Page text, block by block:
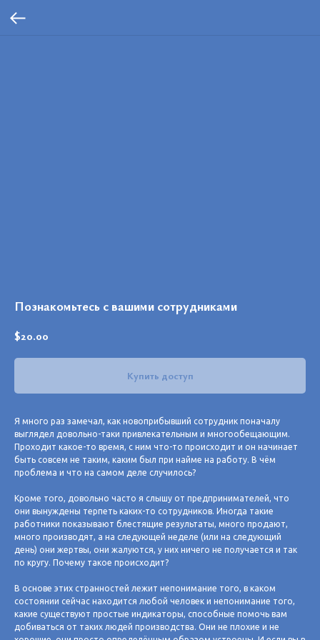
Познакомьтесь с вашими сотрудниками
$20.00
Купить доступ
Я много раз замечал, как новоприбывший сотрудник поначалу
выглядел довольно-таки привлекательным и многообещающим.
Проходит какое-то время, с ним что-то происходит и он начинает
быть совсем не таким, каким был при найме на работу. В чём
проблема и что на самом деле случилось?
Кроме того, довольно часто я слышу от предпринимателей, что
они вынуждены терпеть каких-то сотрудников. Иногда такие
работники показывают блестящие результаты, много продают,
много производят, а на следующей неделе (или на следующий
день) они жертвы, они жалуются, у них ничего не получается и так
по кругу. Почему такое происходит?
В основе этих странностей лежит непонимание того, в каком
состоянии сейчас находится любой человек и непонимание того,
какие существуют простые индикаторы, способные помочь вам
добиваться от таких людей производства. Они не плохие и не